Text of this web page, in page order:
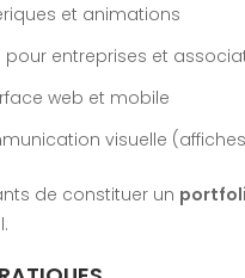
et animations
pour entreprises et
web et mobile
visuelle
de constituer un